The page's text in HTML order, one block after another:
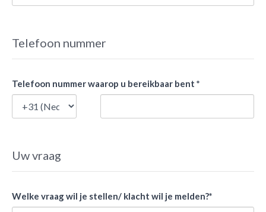
Telefoon nummer
Telefoon nummer waarop u bereikbaar bent *
Uw vraag
Welke vraag wil je stellen/ klacht wil je melden?*